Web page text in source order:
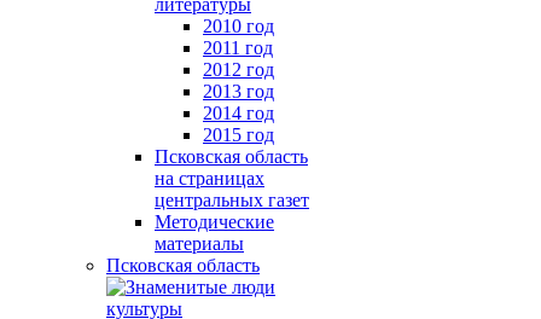
литературы
2010 год
2011 год
2012 год
2013 год
2014 год
2015 год
Псковская область
на страницах
центральных газет
Методические
материалы
Псковская область